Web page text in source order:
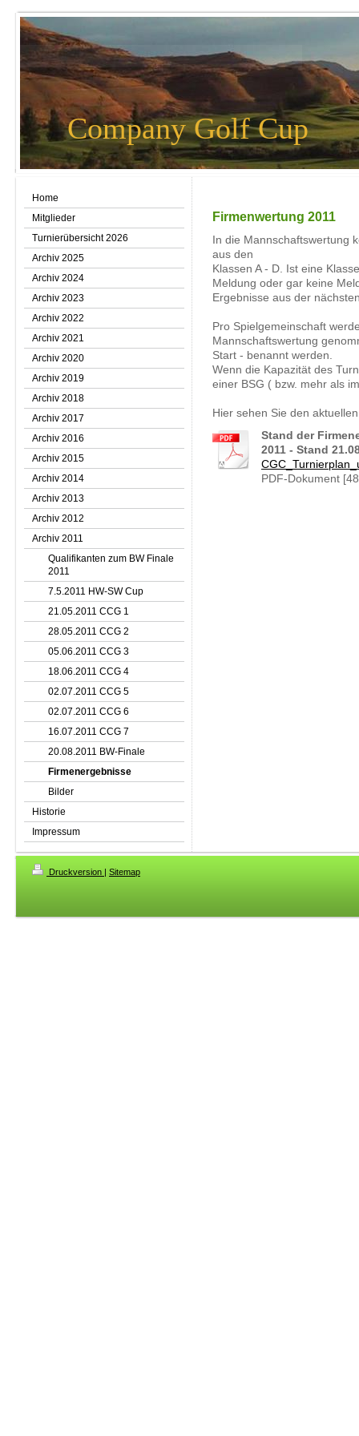
Company Golf Cup
Home
Mitglieder
Turnierübersicht 2026
Archiv 2025
Archiv 2024
Archiv 2023
Archiv 2022
Archiv 2021
Archiv 2020
Archiv 2019
Archiv 2018
Archiv 2017
Archiv 2016
Archiv 2015
Archiv 2014
Archiv 2013
Archiv 2012
Archiv 2011
Qualifikanten zum BW Finale
2011
7.5.2011 HW-SW Cup
21.05.2011 CCG 1
28.05.2011 CCG 2
05.06.2011 CCG 3
18.06.2011 CCG 4
02.07.2011 CCG 5
02.07.2011 CCG 6
16.07.2011 CCG 7
20.08.2011 BW-Finale
Firmenergebnisse
Bilder
Historie
Impressum
Firmenwertung 2011
In die Mannschaftswertung
aus den
Klassen A - D. Ist eine
Meldung oder gar keine
Ergebnisse aus der
Pro Spielgemeinschaft
Mannschaftswertung
Start - benannt werden.
Wenn die Kapazität des
einer BSG ( bzw. mehr als
Hier sehen Sie den
Stand der
2011 - Stand
PDF-Dokument
Druckversion | Sitemap